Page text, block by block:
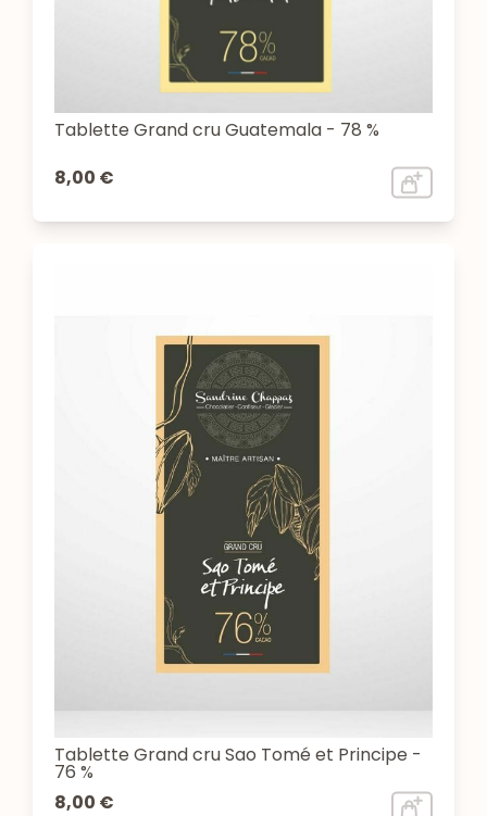
Tablette Grand cru Guatemala - 78 %
8,00 €
Tablette Grand cru Sao Tomé et Principe -
76 %
8,00 €